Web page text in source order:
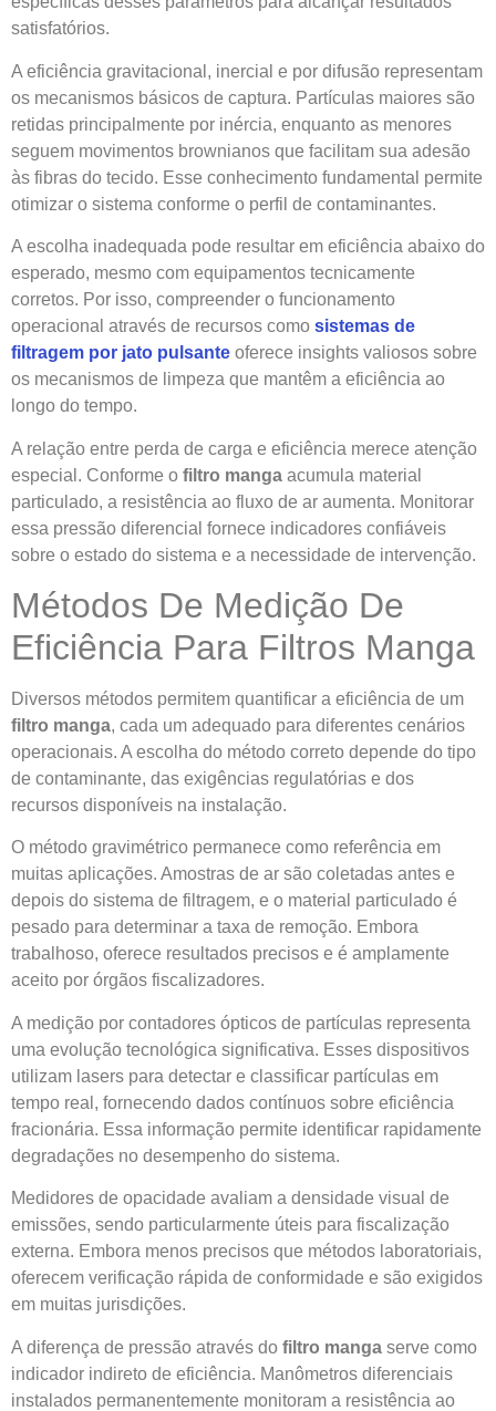
satisfatórios.
A eficiência gravitacional, inercial e por difusão representam
os mecanismos básicos de captura. Partículas maiores são
retidas principalmente por inércia, enquanto as menores
seguem movimentos brownianos que facilitam sua adesão
às fibras do tecido. Esse conhecimento fundamental permite
otimizar o sistema conforme o perfil de contaminantes.
A escolha inadequada pode resultar em eficiência abaixo do
esperado, mesmo com equipamentos tecnicamente
corretos. Por isso, compreender o funcionamento
operacional através de recursos como sistemas de
filtragem por jato pulsante oferece insights valiosos sobre
os mecanismos de limpeza que mantêm a eficiência ao
longo do tempo.
A relação entre perda de carga e eficiência merece atenção
especial. Conforme o filtro manga acumula material
particulado, a resistência ao fluxo de ar aumenta. Monitorar
essa pressão diferencial fornece indicadores confiáveis
sobre o estado do sistema e a necessidade de intervenção.
Métodos De Medição De
Eficiência Para Filtros Manga
Diversos métodos permitem quantificar a eficiência de um
filtro manga, cada um adequado para diferentes cenários
operacionais. A escolha do método correto depende do tipo
de contaminante, das exigências regulatórias e dos
recursos disponíveis na instalação.
O método gravimétrico permanece como referência em
muitas aplicações. Amostras de ar são coletadas antes e
depois do sistema de filtragem, e o material particulado é
pesado para determinar a taxa de remoção. Embora
trabalhoso, oferece resultados precisos e é amplamente
aceito por órgãos fiscalizadores.
A medição por contadores ópticos de partículas representa
uma evolução tecnológica significativa. Esses dispositivos
utilizam lasers para detectar e classificar partículas em
tempo real, fornecendo dados contínuos sobre eficiência
fracionária. Essa informação permite identificar rapidamente
degradações no desempenho do sistema.
Medidores de opacidade avaliam a densidade visual de
emissões, sendo particularmente úteis para fiscalização
externa. Embora menos precisos que métodos laboratoriais,
oferecem verificação rápida de conformidade e são exigidos
em muitas jurisdições.
A diferença de pressão através do filtro manga serve como
indicador indireto de eficiência. Manômetros diferenciais
instalados permanentemente monitoram a resistência ao